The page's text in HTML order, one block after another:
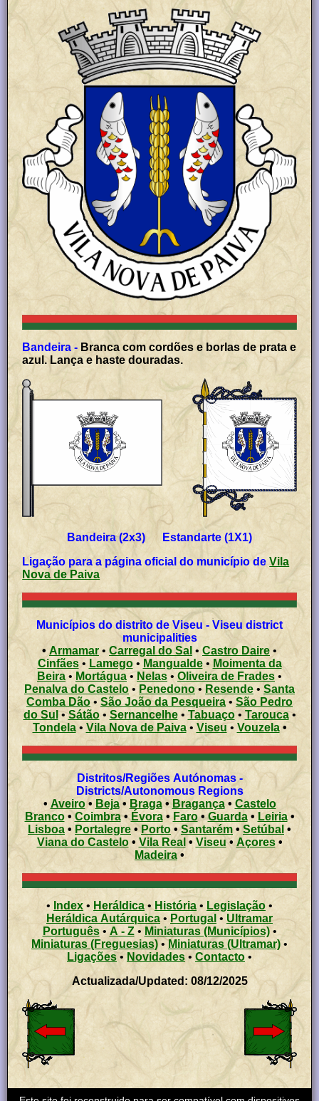
Bandeira - Branca com cordões e borlas de prata e
azul. Lança e haste douradas.
Bandeira (2x3) Estandarte (1X1)
Ligação para a página oficial do município deVila
Nova de Paiva
Municípios do distrito de Viseu - Viseu district
municipalities
• Armamar • Carregal do Sal • Castro Daire •
Cinfães• Lamego• Mangualde• Moimenta da
Beira • Mortágua• Nelas • Oliveira de Frades •
Penalva do Castelo • Penedono• Resende • Santa
Comba Dão • São João da Pesqueira • São Pedro
do Sul•Sátão• Sernancelhe• Tabuaço• Tarouca•
Tondela• Vila Nova de Paiva• Viseu• Vouzela •
Distritos/Regiões Autónomas -
Districts/Autonomous Regions
• Aveiro• Beja• Braga• Bragança• Castelo
Branco•Coimbra•Évora•Faro•Guarda• Leiria•
Lisboa • Portalegre • Porto•Santarém• Setúbal •
Viana do Castelo• Vila Real • Viseu•Açores •
Madeira •
• Index • Heráldica• História • Legislação •
Heráldica Autárquica •Portugal • Ultramar
Português• A - Z• Miniaturas (Municípios)•
Miniaturas (Freguesias) •Miniaturas (Ultramar) •
Ligações• Novidades • Contacto •
Actualizada/Updated: 08/12/2025